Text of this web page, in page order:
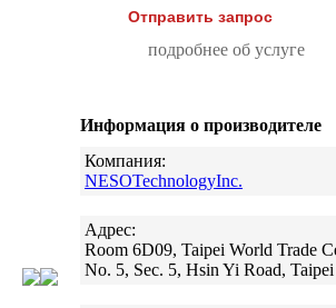
Отправить запрос
подробнее об услуге
Информация о производителе
Компания:
NESOTechnologyInc.
Адрес:
Room 6D09, Taipei World Trade
No. 5, Sec. 5, Hsin Yi Road, Taipei